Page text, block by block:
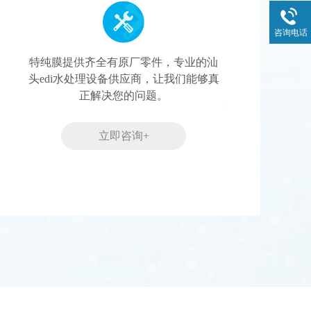
特纯膜提供齐全有原厂零件，专业的汕
头edi水处理设备供应商，让我们能够真
正解决您的问题。
立即咨询+
咨询电话